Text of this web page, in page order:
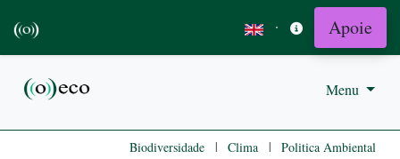
· Apoie
Menu
Biodiversidade | Clima | Politica Ambiental